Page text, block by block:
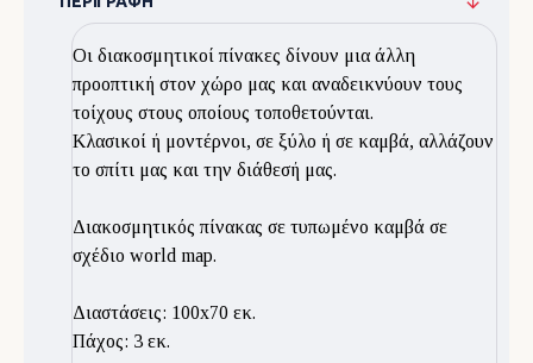
Οι διακοσμητικοί πίνακες δίνουν μια άλλη
προοπτική στον χώρο μας και αναδεικνύουν τους
τοίχους στους οποίους τοποθετούνται.
Κλασικοί ή μοντέρνοι, σε ξύλο ή σε καμβά, αλλάζουν
το σπίτι μας και την διάθεσή μας.
Διακοσμητικός πίνακας σε τυπωμένο καμβά σε
σχέδιο world map.
Διαστάσεις: 100x70 εκ.
Πάχος: 3 εκ.